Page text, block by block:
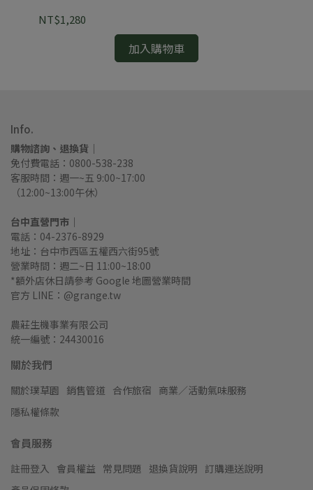
NT$1,280
加入購物車
Info.
購物諮詢、退換貨｜
免付費電話：0800-538-238
客服時間：週一~五 9:00~17:00
（12:00~13:00午休）
台中直營門市｜
電話：04-2376-8929
地址：台中市西區五權西六街95號
營業時間：週二~日 11:00~18:00
*額外店休日請參考 Google 地圖營業時間
官方 LINE：@grange.tw
農莊生機事業有限公司
統一編號：24430016
關於我們
關於璞草園 銷售管道 合作旅宿 商業／活動氣味服務
隱私權條款
會員服務
註冊登入 會員權益 常見問題 退換貨說明 訂購運送說明